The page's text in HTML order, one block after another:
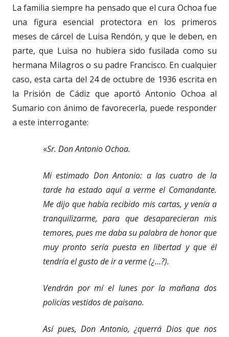
La familia siempre ha pensado que el cura Ochoa fue
una figura esencial protectora en los primeros
meses de cárcel de Luisa Rendón, y que le deben, en
parte, que Luisa no hubiera sido fusilada como su
hermana Milagros o su padre Francisco. En cualquier
caso, esta carta del 24 de octubre de 1936 escrita en
la Prisión de Cádiz que aportó Antonio Ochoa al
Sumario con ánimo de favorecerla, puede responder
a este interrogante:
«Sr. Don Antonio Ochoa.
Mi estimado Don Antonio: a las cuatro de la
tarde ha estado aquí a verme el Comandante.
Me dijo que había recibido mis cartas, y venía a
tranquilizarme, para que desaparecieran mis
temores, pues me daba su palabra de honor que
muy pronto sería puesta en libertad y que él
tendría el gusto de ir a verme (¿...?).
Vendrán por mí el lunes por la mañana dos
policías vestidos de paisano.
Así pues, Don Antonio, ¿querrá Dios que nos